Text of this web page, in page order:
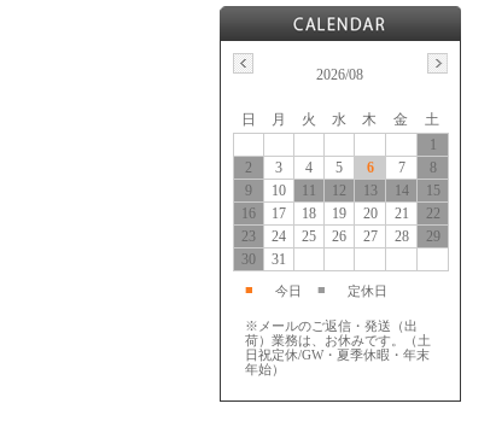
2026/08
日 月 火 水 木 金
土
1
2
3 4 5 6 7
8
9
10 11 12 13 14
15
16
17 18 19 20 21
22
23
24 25 26 27 28
29
30
31
■ 今日 ■ 定休日
※メールのご返信・発送（出
荷）業務は、お休みです。（土
日祝定休/GW・夏季休暇・年末
年始）